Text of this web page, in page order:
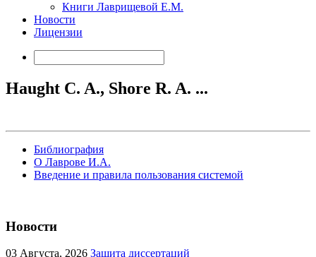
Книги Лаврищевой Е.М.
Новости
Лицензии
Haught C. A., Shore R. A. ...
Библиография
О Лаврове И.А.
Введение и правила пользования системой
Новости
03 Августа, 2026 Защита диссертаций